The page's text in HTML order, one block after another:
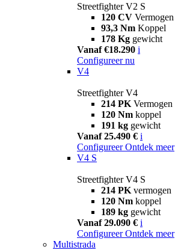
Streetfighter V2 S
120 CV Vermogen
93,3 Nm Koppel
178 Kg gewicht
Vanaf €18.290 i
Configureer nu
V4
Streetfighter V4
214 PK Vermogen
120 Nm koppel
191 kg gewicht
Vanaf 25.490 € i
Configureer Ontdek meer
V4 S
Streetfighter V4 S
214 PK vermogen
120 Nm koppel
189 kg gewicht
Vanaf 29.090 € i
Configureer Ontdek meer
Multistrada